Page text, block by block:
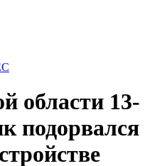
области 13-
подорвался